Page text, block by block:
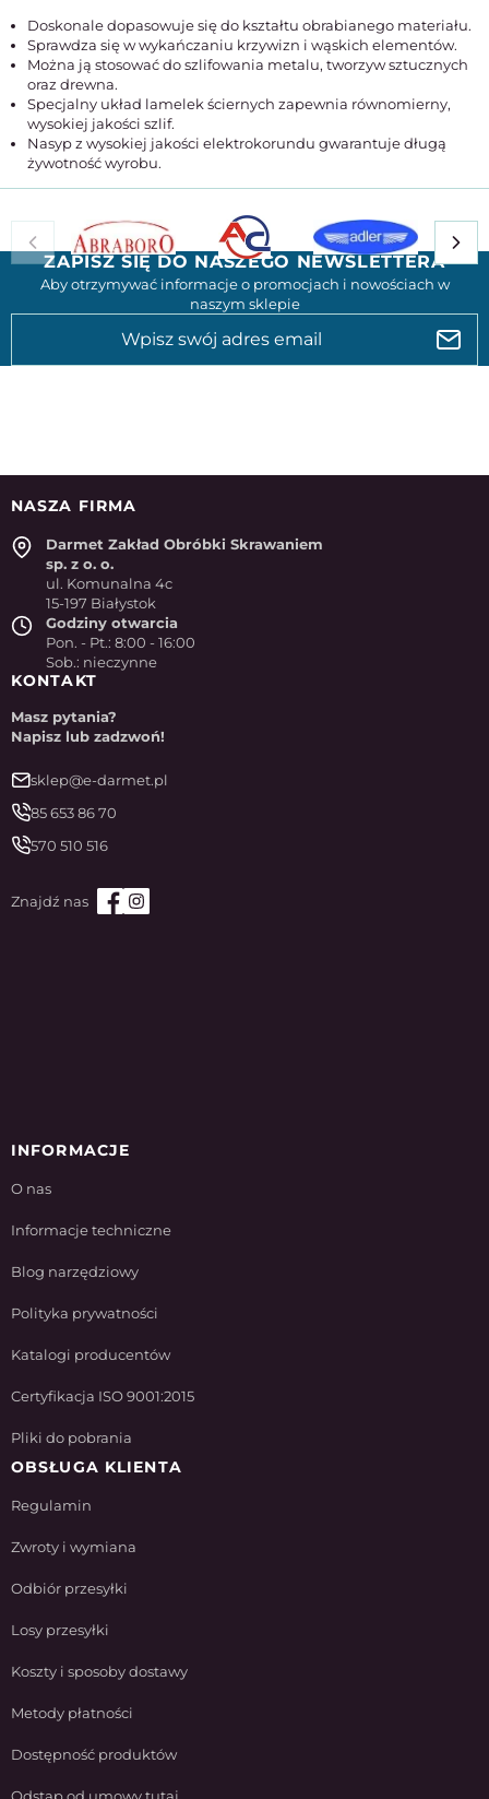
Doskonale dopasowuje się do kształtu obrabianego materiału.
Sprawdza się w wykańczaniu krzywizn i wąskich elementów.
Można ją stosować do szlifowania metalu, tworzyw sztucznych
oraz drewna.
Specjalny układ lamelek ściernych zapewnia równomierny,
wysokiej jakości szlif.
Nasyp z wysokiej jakości elektrokorundu gwarantuje długą
żywotność wyrobu.
ZAPISZ SIĘ DO NASZEGO NEWSLETTERA
Aby otrzymywać informacje o promocjach i nowościach w
naszym sklepie
NASZA FIRMA
Darmet Zakład Obróbki Skrawaniem
sp. z o. o.
ul. Komunalna 4c
15-197 Białystok
Godziny otwarcia
Pon. - Pt.: 8:00 - 16:00
Sob.: nieczynne
KONTAKT
Masz pytania?
Napisz lub zadzwoń!
sklep@e-darmet.pl
85 653 86 70
570 510 516
INFORMACJE
O nas
Informacje techniczne
Blog narzędziowy
Polityka prywatności
Katalogi producentów
Certyfikacja ISO 9001:2015
Pliki do pobrania
OBSŁUGA KLIENTA
Regulamin
Zwroty i wymiana
Odbiór przesyłki
Losy przesyłki
Koszty i sposoby dostawy
Metody płatności
Dostępność produktów